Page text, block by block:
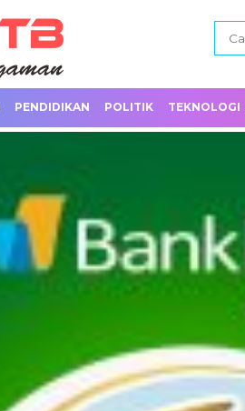
PENDIDIKAN POLITIK TEKNOLOGI